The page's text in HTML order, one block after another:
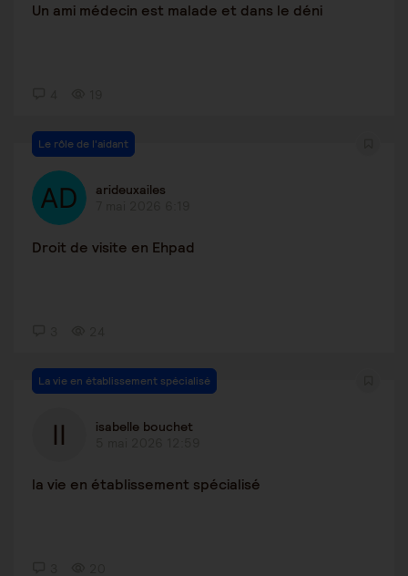
Un ami médecin est malade et dans le déni
Le rôle de l'aidant
arideuxailes
Droit de visite en Ehpad
La vie en établissement spécialisé
isabelle bouchet
la vie en établissement spécialisé